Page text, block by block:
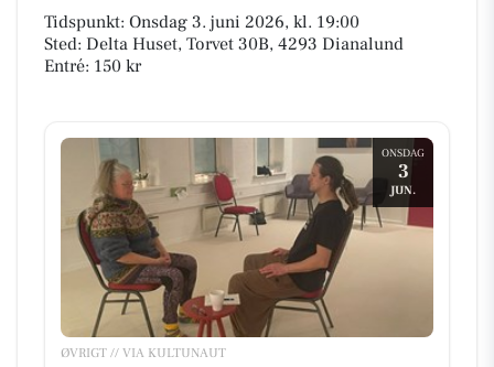
Tidspunkt: Onsdag 3. juni 2026, kl. 19:00
Sted: Delta Huset, Torvet 30B, 4293 Dianalund
Entré: 150 kr
ONSDAG
3
JUN.
ØVRIGT // VIA KULTUNAUT